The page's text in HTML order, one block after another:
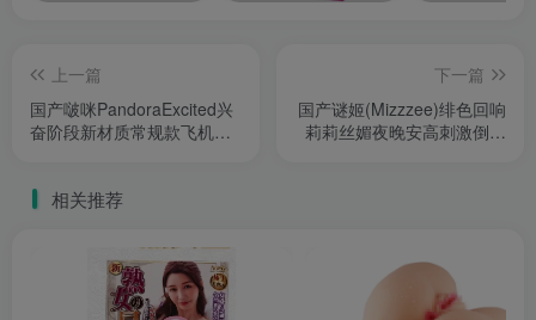
上一篇
国产啵咪PandoraExcited兴
奋阶段新材质常规款飞机杯
下一篇
国产谜姬(Mizzzee)绯色回响
莉莉丝媚夜晚安高刺激倒模
相关推荐